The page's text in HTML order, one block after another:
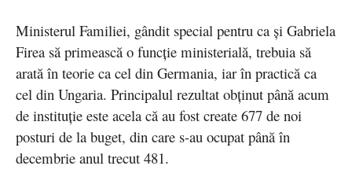
Ministerul Familiei, gândit special pentru ca și Gabriela
Firea să primească o funcție ministerială, trebuia să
arată în teorie ca cel din Germania, iar în practică ca
cel din Ungaria. Principalul rezultat obținut până acum
de instituție este acela că au fost create 677 de noi
posturi de la buget, din care s-au ocupat până în
decembrie anul trecut 481.